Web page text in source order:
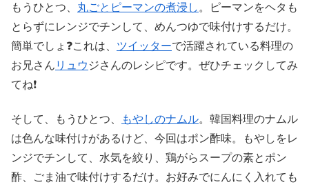
もうひとつ、 丸ごとピーマンの煮浸し 。ピーマンをヘタも
とらずにレンジでチンして、めんつゆで味付けするだけ。
簡単でしょ❓これは、 ツイッターで活躍されている料理の
お兄さん リュウ ジさんのレシピです。ぜひチェックしてみ
てね❗️
そして、もうひとつ、 もやしのナムル。韓国料理のナムル
は色んな味付けがあるけど、今回はポン酢味。もやしをレ
ンジでチンして、水気を絞り、鶏がらスープの素とポン
酢、ごま油で味付けするだけ。お好みでにんにく入れても